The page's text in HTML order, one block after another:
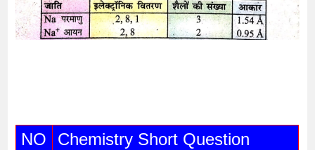
NO
Chemistry Short Question